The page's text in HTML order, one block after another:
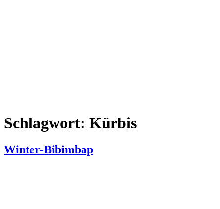
Schlagwort: Kürbis
Winter-Bibimbap